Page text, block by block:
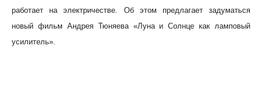
работает на электричестве. Об этом предлагает задуматься
новый фильм Андрея Тюняева «Луна и Солнце как ламповый
усилитель».